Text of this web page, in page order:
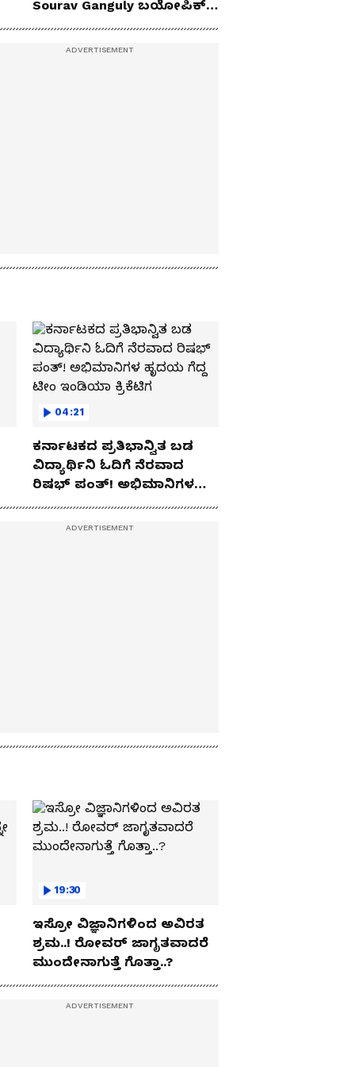
Sourav Ganguly ಬಯೋಪಿಕ್‌
ಫಸ್ಟ್ ಲುಕ್ ಔಟ್
04:21
ಕರ್ನಾಟಕದ ಪ್ರತಿಭಾನ್ವಿತ ಬಡ
ವಿದ್ಯಾರ್ಥಿನಿ ಓದಿಗೆ ನೆರವಾದ
ರಿಷಭ್ ಪಂತ್! ಅಭಿಮಾನಿಗಳ
19:30
ಇಸ್ರೋ ವಿಜ್ಞಾನಿಗಳಿಂದ ಅವಿರತ
ಶ್ರಮ..! ರೋವರ್ ಜಾಗೃತವಾದರೆ
ಮುಂದೇನಾಗುತ್ತೆ ಗೊತ್ತಾ..?